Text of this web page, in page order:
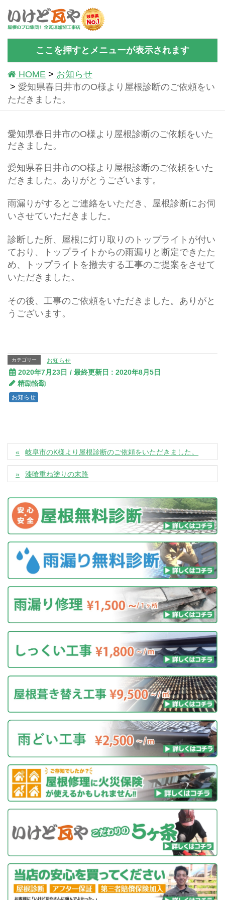
ここを押すとメニューが表示されます
HOME
お知らせ
愛知県春日井市のO様より屋根診断のご依頼をい
ただきました。
愛知県春日井市のO様より屋根診断のご依頼をいた
だきました。
愛知県春日井市のO様より屋根診断のご依頼をいた
だきました。ありがとうございます。
雨漏りがするとご連絡をいただき、屋根診断にお伺
いさせていただきました。
診断した所、屋根に灯り取りのトップライトが付い
ており、トップライトからの雨漏りと断定できたた
め、トップライトを撤去する工事のご提案をさせて
いただきました。
その後、工事のご依頼をいただきました。ありがと
うございます。
カテゴリー お知らせ
2020年7月23日 / 最終更新日 : 2020年8月5日
精励恪勤
お知らせ
岐阜市のK様より屋根診断のご依頼をいただきました。
漆喰重ね塗りの末路